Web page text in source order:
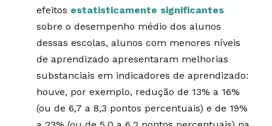
efeitos estatisticamente significantes
sobre o desempenho médio dos alunos
dessas escolas, alunos com menores níveis
de aprendizado apresentaram melhorias
substanciais em indicadores de aprendizado:
houve, por exemplo, redução de 13% a 16%
(ou de 6,7 a 8,3 pontos percentuais) e de 19%